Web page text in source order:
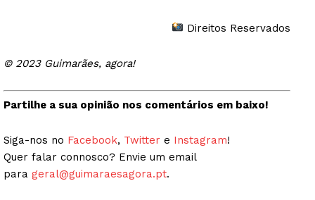
Direitos Reservados
© 2023 Guimarães, agora!
Partilhe a sua opinião nos comentários em baixo!
Siga-nos no Facebook, Twitter e Instagram!
Quer falar connosco? Envie um email
para geral@guimaraesagora.pt.